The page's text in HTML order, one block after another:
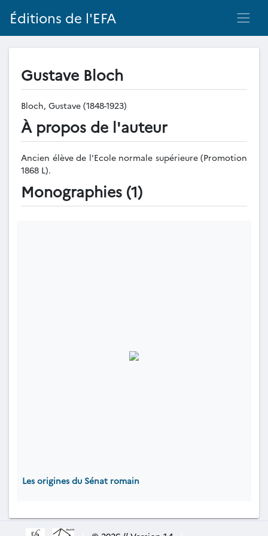
Éditions de l'EFA
Gustave Bloch
Bloch, Gustave (1848-1923)
À propos de l'auteur
Ancien élève de l'Ecole normale supérieure (Promotion
1868 L).
Monographies (1)
Les origines du Sénat romain